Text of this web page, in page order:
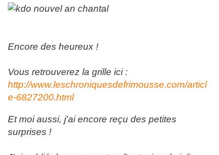
Encore des heureux !
Vous retrouverez la grille ici :
http://www.leschroniquesdefrimousse.com/articl
e-6827200.html
Et moi aussi, j'ai encore reçu des petites
surprises !